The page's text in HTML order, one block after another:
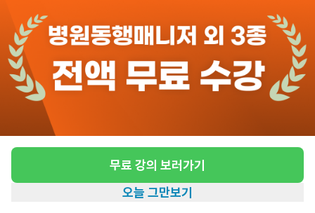
무료 강의 보러가기
오늘 그만보기